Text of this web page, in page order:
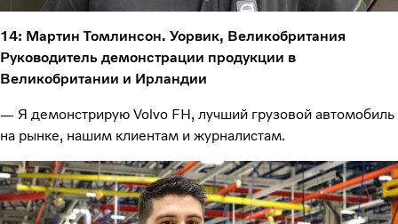
14: Мартин Томлинсон. Уорвик, Великобритания
Руководитель демонстрации продукции в
Великобритании и Ирландии
— Я демонстрирую Volvo FH, лучший грузовой автомобиль
на рынке, нашим клиентам и журналистам.